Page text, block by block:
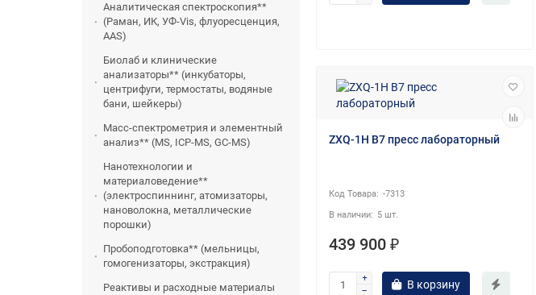
Аналитическая спектроскопия**
(Раман, ИК, УФ-Vis, флуоресценция,
AAS)
Биолаб и клинические
анализаторы** (инкубаторы,
центрифуги, термостаты, водяные
бани, шейкеры)
Масс-спектрометрия и элементный
анализ** (MS, ICP-MS, GC-MS)
Нанотехнологии и
материаловедение**
(электроспиннинг, атомизаторы,
нановолокна, металлические
порошки)
Пробоподготовка** (мельницы,
гомогенизаторы, экстракция)
Реактивы и расходные материалы
ZXQ-1H B7 пресс лабораторный
-7313
5 шт.
439 900 ₽
В корзину